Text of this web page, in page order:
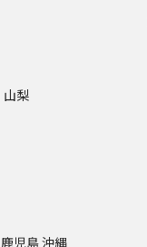
山梨
鹿児島沖縄